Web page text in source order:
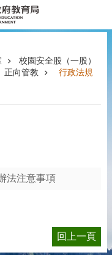
校園安全股（一股）
正向管教
行政法規
法注意事項
回上一頁